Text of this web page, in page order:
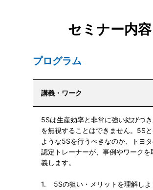
セミナー内容
プログラム
講義・ワーク
5Sは生産効率と非常に強い結びつ
を無視することはできません。5S
ような5Sを行うべきなのか、トヨ
認定トレーナーが、事例やワーク
義します。
1. 5Sの狙い・メリットを理解しよ